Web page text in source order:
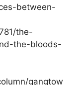
between-
the-
the-bloods-
gangtow